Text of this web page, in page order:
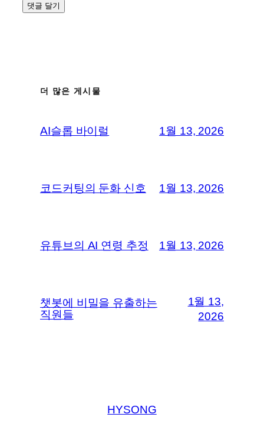
더 많은 게시물
AI슬롭 바이럴 1월 13, 2026
코드커팅의 둔화 신호 1월 13, 2026
유튜브의 AI 연령 추정 1월 13, 2026
챗봇에 비밀을 유출하는
직원들
1월 13,
2026
HYSONG